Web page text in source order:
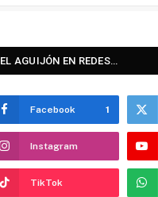
EL AGUIJÓN EN REDES…
Facebook 1
Instagram
TikTok